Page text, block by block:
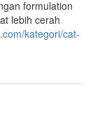
formulation
lebih cerah
kategori/cat-